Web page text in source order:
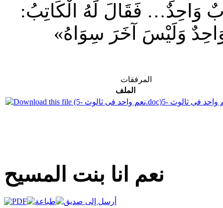
وَاحِدٌ… فَقَالَ لَهُ الْكَاتِبُ:
وَاحِدٌ وَلَيْسَ آخَرَ سِوَاهُ»
المرفقات
الملف
نعم انا بنت المسيح